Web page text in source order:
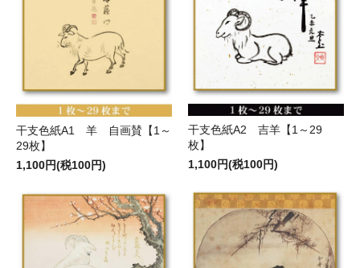
干支色紙A1 羊 自画賛【1～
29枚】
1,100円(税100円)
干支色紙A2 吉羊【1～29
枚】
1,100円(税100円)